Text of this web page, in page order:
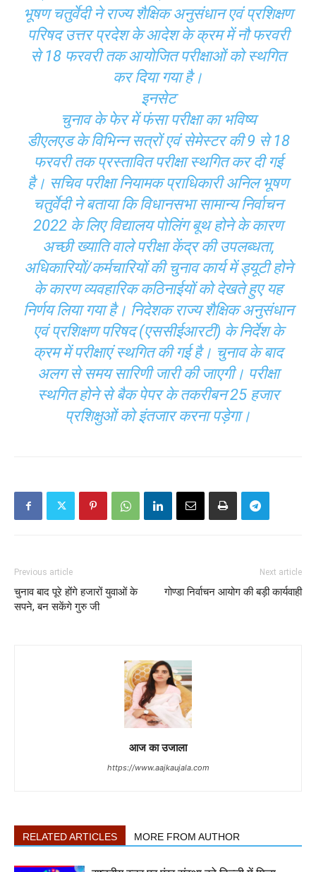
भूषण चतुर्वेदी ने राज्य शैक्षिक अनुसंधान एवं प्रशिक्षण
परिषद उत्तर प्रदेश के आदेश के क्रम में नौ फरवरी
से 18 फरवरी तक आयोजित परीक्षाओं को स्थगित
कर दिया गया है।
इनसेट
चुनाव के फेर में फंसा परीक्षा का भविष्य
डीएलएड के विभिन्न सत्रों एवं सेमेस्टर की 9 से 18
फरवरी तक प्रस्तावित परीक्षा स्थगित कर दी गई
है। सचिव परीक्षा नियामक प्राधिकारी अनिल भूषण
चतुर्वेदी ने बताया कि विधानसभा सामान्य निर्वाचन
2022 के लिए विद्यालय पोलिंग बूथ होने के कारण
अच्छी ख्याति वाले परीक्षा केंद्र की उपलब्धता,
अधिकारियों/कर्मचारियों की चुनाव कार्य में ड्यूटी होने
के कारण व्यवहारिक कठिनाईयों को देखते हुए यह
निर्णय लिया गया है। निदेशक राज्य शैक्षिक अनुसंधान
एवं प्रशिक्षण परिषद (एससीईआरटी) के निर्देश के
क्रम में परीक्षाएं स्थगित की गई है। चुनाव के बाद
अलग से समय सारिणी जारी की जाएगी। परीक्षा
स्थगित होने से बैक पेपर के तकरीबन 25 हजार
प्रशिक्षुओं को इंतजार करना पड़ेगा।
Previous article
चुनाव बाद पूरे होंगे हजारों युवाओं के
सपने, बन सकेंगे गुरु जी
Next article
गोण्डा निर्वाचन आयोग की बड़ी कार्यवाही
आज का उजाला
https://www.aajkaujala.com
RELATED ARTICLES MORE FROM AUTHOR